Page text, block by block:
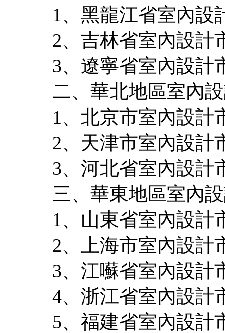
1、黑龍江省室內設
2、吉林省室內設計
3、遼寧省室內設計
二、華北地區室內
1、北京市室內設計
2、天津市室內設計
3、河北省室內設計
三、華東地區室內
1、山東省室內設計
2、上海市室內設計
3、江囌省室內設計
4、浙江省室內設計
5、福建省室內設計